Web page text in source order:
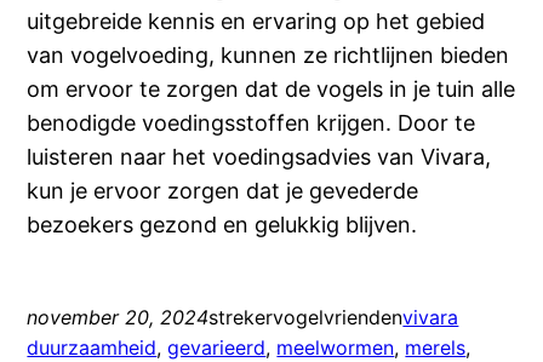
uitgebreide kennis en ervaring op het gebied
van vogelvoeding, kunnen ze richtlijnen bieden
om ervoor te zorgen dat de vogels in je tuin alle
benodigde voedingsstoffen krijgen. Door te
luisteren naar het voedingsadvies van Vivara,
kun je ervoor zorgen dat je gevederde
bezoekers gezond en gelukkig blijven.
november 20, 2024strekervogelvriendenvivara
duurzaamheid, gevarieerd, meelwormen, merels